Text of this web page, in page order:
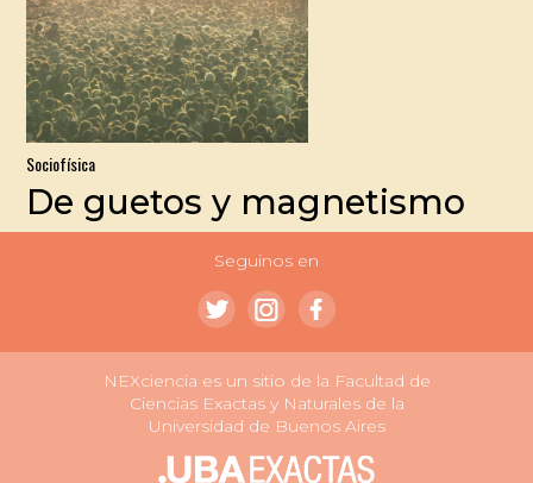
Sociofísica
De guetos y magnetismo
Seguinos en
NEXciencia es un sitio de la Facultad de
Ciencias Exactas y Naturales de la
Universidad de Buenos Aires